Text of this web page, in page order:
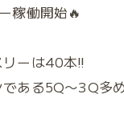
稼働開始🔥
ーは40本‼️
である5Q〜3Q多